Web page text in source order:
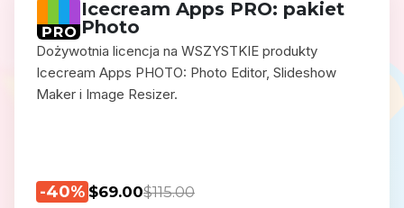
Icecream Apps PRO: pakiet
Photo
Dożywotnia licencja na WSZYSTKIE produkty
Icecream Apps PHOTO: Photo Editor, Slideshow
Maker i Image Resizer.
-40% $69.00$115.00